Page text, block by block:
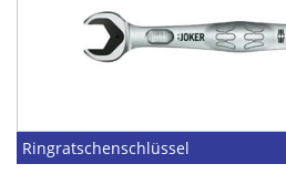
Ringratschenschlüssel